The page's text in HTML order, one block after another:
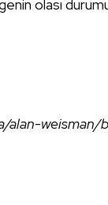
olası
alan-